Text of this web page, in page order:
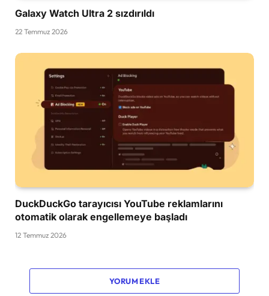
Galaxy Watch Ultra 2 sızdırıldı
22 Temmuz 2026
DuckDuckGo tarayıcısı YouTube reklamlarını
otomatik olarak engellemeye başladı
12 Temmuz 2026
YORUM EKLE